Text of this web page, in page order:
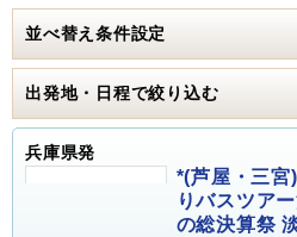
並べ替え条件設定
出発地・日程で絞り込む
兵庫県発
*(芦屋・三
りバスツア
の総決算祭